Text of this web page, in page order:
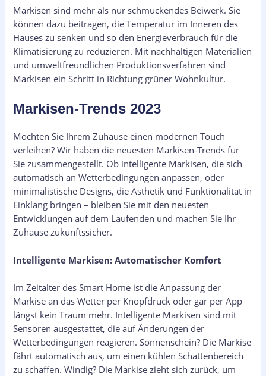
Markisen sind mehr als nur schmückendes Beiwerk. Sie
können dazu beitragen, die Temperatur im Inneren des
Hauses zu senken und so den Energieverbrauch für die
Klimatisierung zu reduzieren. Mit nachhaltigen Materialien
und umweltfreundlichen Produktionsverfahren sind
Markisen ein Schritt in Richtung grüner Wohnkultur.
Markisen-Trends 2023
Möchten Sie Ihrem Zuhause einen modernen Touch
verleihen? Wir haben die neuesten Markisen-Trends für
Sie zusammengestellt. Ob intelligente Markisen, die sich
automatisch an Wetterbedingungen anpassen, oder
minimalistische Designs, die Ästhetik und Funktionalität in
Einklang bringen – bleiben Sie mit den neuesten
Entwicklungen auf dem Laufenden und machen Sie Ihr
Zuhause zukunftssicher.
Intelligente Markisen: Automatischer Komfort
Im Zeitalter des Smart Home ist die Anpassung der
Markise an das Wetter per Knopfdruck oder gar per App
längst kein Traum mehr. Intelligente Markisen sind mit
Sensoren ausgestattet, die auf Änderungen der
Wetterbedingungen reagieren. Sonnenschein? Die Markise
fährt automatisch aus, um einen kühlen Schattenbereich
zu schaffen. Windig? Die Markise zieht sich zurück, um